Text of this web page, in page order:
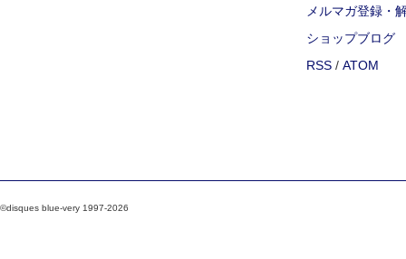
メルマガ登録・
ショップブログ
RSS / ATOM
©disques blue-very 1997-2026